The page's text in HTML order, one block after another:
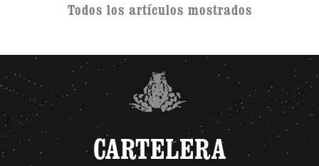
Todos los artículos mostrados
CARTELERA